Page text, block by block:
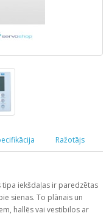
Ražotājs
iekšdaļas ir paredzētas
sienas. To plānais un
hallēs vai vestibilos ar